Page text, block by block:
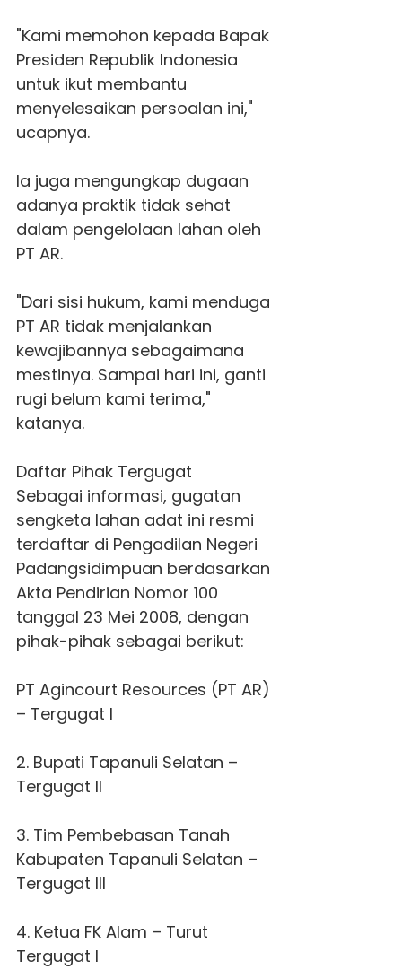
"Kami memohon kepada Bapak
Presiden Republik Indonesia
untuk ikut membantu
menyelesaikan persoalan ini,"
ucapnya.
Ia juga mengungkap dugaan
adanya praktik tidak sehat
dalam pengelolaan lahan oleh
PT AR.
"Dari sisi hukum, kami menduga
PT AR tidak menjalankan
kewajibannya sebagaimana
mestinya. Sampai hari ini, ganti
rugi belum kami terima,"
katanya.
Daftar Pihak Tergugat
Sebagai informasi, gugatan
sengketa lahan adat ini resmi
terdaftar di Pengadilan Negeri
Padangsidimpuan berdasarkan
Akta Pendirian Nomor 100
tanggal 23 Mei 2008, dengan
pihak-pihak sebagai berikut:
PT Agincourt Resources (PT AR)
– Tergugat I
2. Bupati Tapanuli Selatan –
Tergugat II
3. Tim Pembebasan Tanah
Kabupaten Tapanuli Selatan –
Tergugat III
4. Ketua FK Alam – Turut
Tergugat I